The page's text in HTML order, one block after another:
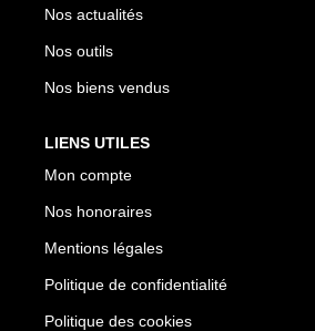
Nos actualités
Nos outils
Nos biens vendus
LIENS UTILES
Mon compte
Nos honoraires
Mentions légales
Politique de confidentialité
Politique des cookies